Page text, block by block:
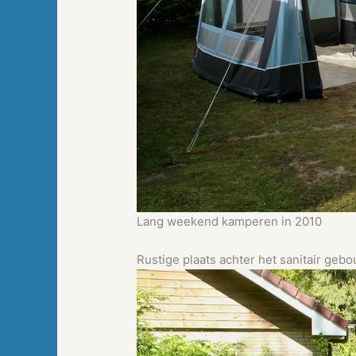
Lang weekend kamperen in 2010
Rustige plaats achter het sanitair